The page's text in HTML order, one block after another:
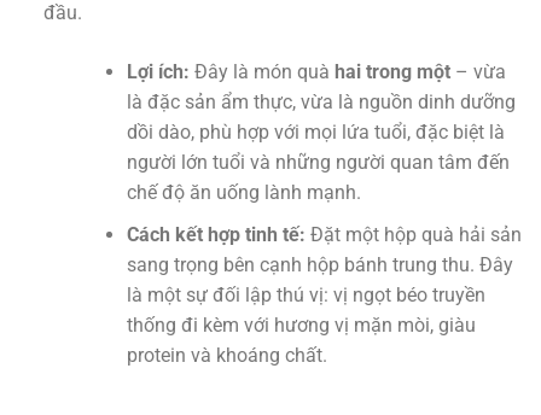
đầu.
Lợi ích: Đây là món quà hai trong một– vừa
là đặc sản ẩm thực, vừa là nguồn dinh dưỡng
dồi dào, phù hợp với mọi lứa tuổi, đặc biệt là
người lớn tuổi và những người quan tâm đến
chế độ ăn uống lành mạnh.
Cách kết hợp tinh tế: Đặt một hộp quà hải sản
sang trọng bên cạnh hộp bánh trung thu. Đây
là một sự đối lập thú vị: vị ngọt béo truyền
thống đi kèm với hương vị mặn mòi, giàu
protein và khoáng chất.